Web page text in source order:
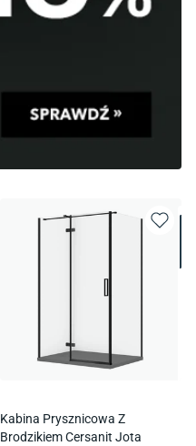
Kabina Prysznicowa Z
Brodzikiem Cersanit Jota